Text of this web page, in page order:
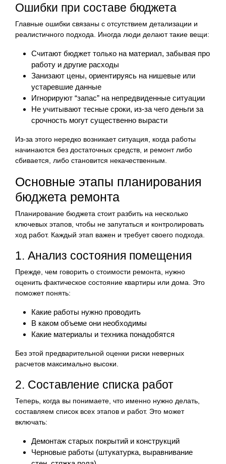
Ошибки при составе бюджета
Главные ошибки связаны с отсутствием детализации и
реалистичного подхода. Иногда люди делают такие вещи:
Считают бюджет только на материал, забывая про
работу и другие расходы
Занизают цены, ориентируясь на нишевые или
устаревшие данные
Игнорируют “запас” на непредвиденные ситуации
Не учитывают тесные сроки, из-за чего деньги за
срочность могут существенно вырасти
Из-за этого нередко возникает ситуация, когда работы
начинаются без достаточных средств, и ремонт либо
сбивается, либо становится некачественным.
Основные этапы планирования
бюджета ремонта
Планирование бюджета стоит разбить на несколько
ключевых этапов, чтобы не запутаться и контролировать
ход работ. Каждый этап важен и требует своего подхода.
1. Анализ состояния помещения
Прежде, чем говорить о стоимости ремонта, нужно
оценить фактическое состояние квартиры или дома. Это
поможет понять:
Какие работы нужно проводить
В каком объеме они необходимы
Какие материалы и техника понадобятся
Без этой предварительной оценки риски неверных
расчетов максимально высоки.
2. Составление списка работ
Теперь, когда вы понимаете, что именно нужно делать,
составляем список всех этапов и работ. Это может
включать:
Демонтаж старых покрытий и конструкций
Черновые работы (штукатурка, выравнивание